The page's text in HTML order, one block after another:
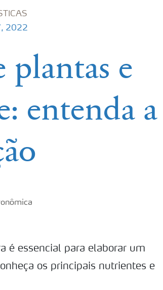
2022
e
entenda a
é essencial para elaborar um
os principais nutrientes e